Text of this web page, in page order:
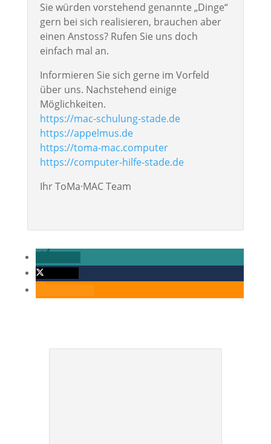
Sie würden vorstehend genannte „Dinge“
gern bei sich realisieren, brauchen aber
einen Anstoss? Rufen Sie uns doch
einfach mal an.
Informieren Sie sich gerne im Vorfeld
über uns. Nachstehend einige
Möglichkeiten.
https://mac-schulung-stade.de
https://appelmus.de
https://toma-mac.computer
https://computer-hilfe-stade.de
Ihr ToMa·MAC Team